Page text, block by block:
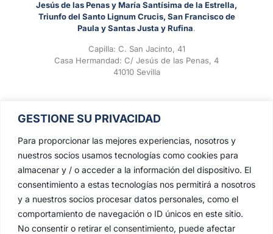
GESTIONE SU PRIVACIDAD
Para proporcionar las mejores experiencias, nosotros y
nuestros socios usamos tecnologías como cookies para
almacenar y / o acceder a la información del dispositivo. El
consentimiento a estas tecnologías nos permitirá a nosotros
y a nuestros socios procesar datos personales, como el
comportamiento de navegación o ID únicos en este sitio.
No consentir o retirar el consentimiento, puede afectar
Jesús de las Penas y María Santísima de la Estrella,
Triunfo del Santo Lignum Crucis, San Francisco de
Paula y Santas Justa y Rufina.
Capilla: C. San Jacinto, 41
Casa Hermandad: C/ Jesús de las Penas, 4
41010 Sevilla